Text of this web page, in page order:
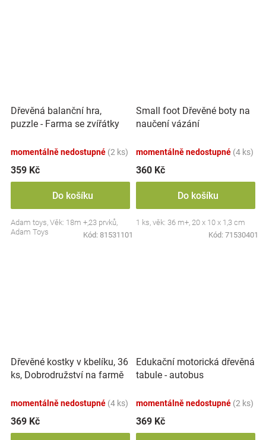
Dřevěná balanční hra,
puzzle - Farma se zvířátky
momentálně nedostupné (2 ks)
359 Kč
Do košíku
Adam toys, Věk: 18m +,23 prvků,
Adam Toys
Kód: 81531101
Small foot Dřevěné boty na
naučení vázání
momentálně nedostupné (4 ks)
360 Kč
Do košíku
1 ks, věk: 36 m+, 20 x 10 x 1,3 cm
Kód: 71530401
Dřevěné kostky v kbelíku, 36
ks, Dobrodružství na farmě
momentálně nedostupné (4 ks)
369 Kč
Edukační motorická dřevěná
tabule - autobus
momentálně nedostupné (2 ks)
369 Kč